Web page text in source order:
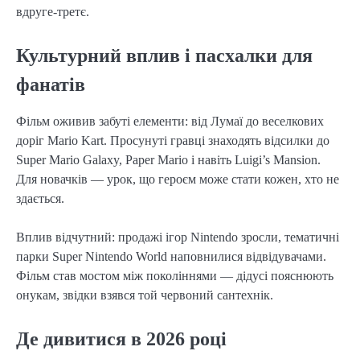
вдруге-третє.
Культурний вплив і пасхалки для
фанатів
Фільм оживив забуті елементи: від Лумаї до веселкових
доріг Mario Kart. Просунуті гравці знаходять відсилки до
Super Mario Galaxy, Paper Mario і навіть Luigi’s Mansion.
Для новачків — урок, що героєм може стати кожен, хто не
здається.
Вплив відчутний: продажі ігор Nintendo зросли, тематичні
парки Super Nintendo World наповнилися відвідувачами.
Фільм став мостом між поколіннями — дідусі пояснюють
онукам, звідки взявся той червоний сантехнік.
Де дивитися в 2026 році